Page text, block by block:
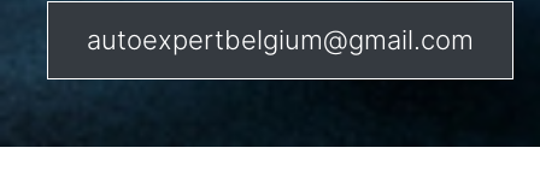
autoexpertbelgium@gmail.com